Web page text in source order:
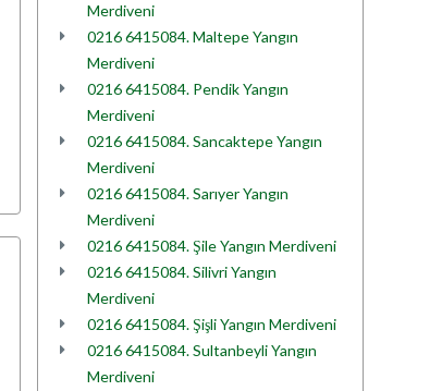
Merdiveni
0216 6415084. Maltepe Yangın
Merdiveni
0216 6415084. Pendik Yangın
Merdiveni
0216 6415084. Sancaktepe Yangın
Merdiveni
0216 6415084. Sarıyer Yangın
Merdiveni
0216 6415084. Şile Yangın Merdiveni
0216 6415084. Silivri Yangın
Merdiveni
0216 6415084. Şişli Yangın Merdiveni
0216 6415084. Sultanbeyli Yangın
Merdiveni